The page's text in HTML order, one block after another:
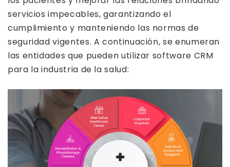
servicios impecables, garantizando el
cumplimiento y manteniendo las normas de
seguridad vigentes. A continuación, se enumeran
las entidades que pueden utilizar software CRM
para la industria de la salud: